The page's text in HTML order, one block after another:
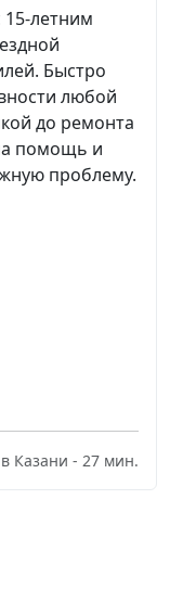
летним
Быстро
любой
до ремонта
помощь и
проблему.
Казани - 27 мин.